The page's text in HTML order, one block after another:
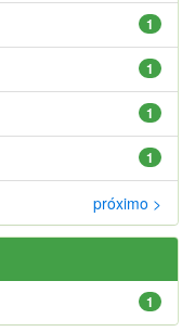
1
1
1
1
próximo >
1